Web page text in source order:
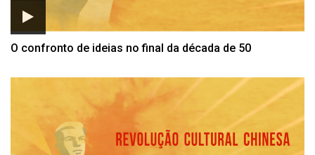
O confronto de ideias no final da década de 50